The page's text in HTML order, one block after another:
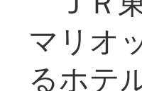
マリオ
るホテ